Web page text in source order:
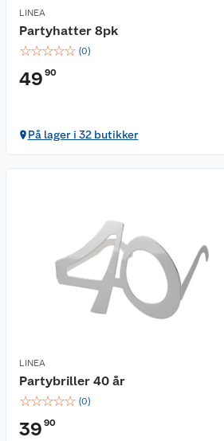
LINEA
Partyhatter 8pk
☆☆☆☆☆ (0)
49 90
På lager i 32 butikker
LINEA
Partybriller 40 år
☆☆☆☆☆ (0)
39 90